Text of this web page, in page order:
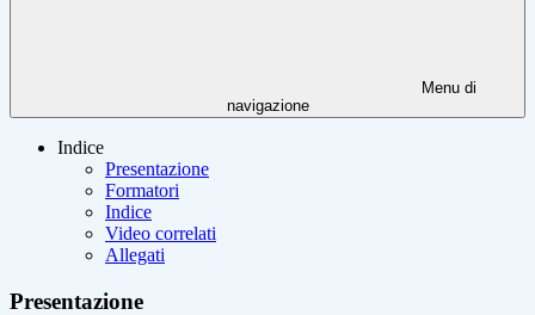
Menu di
navigazione
Indice
Presentazione
Formatori
Indice
Video correlati
Allegati
Presentazione